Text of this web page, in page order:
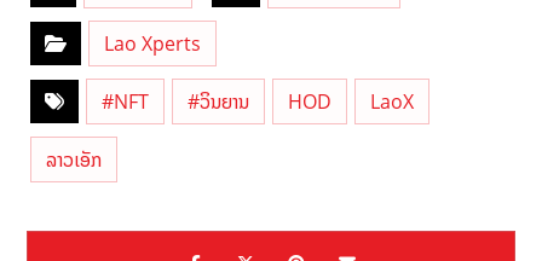
Lao Xperts
#NFT #ວິນຍານ HOD LaoX
ລາວເອັກ